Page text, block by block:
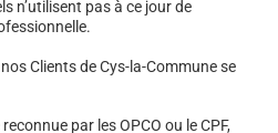
n’utilisent pas à ce jour de
Clients de Cys-la-Commune se
par les OPCO ou le CPF,